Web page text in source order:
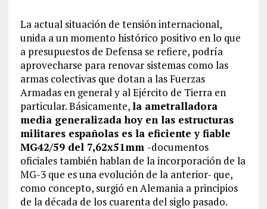
La actual situación de tensión internacional,
unida a un momento histórico positivo en lo que
a presupuestos de Defensa se refiere, podría
aprovecharse para renovar sistemas como las
armas colectivas que dotan a las Fuerzas
Armadas en general y al Ejército de Tierra en
particular. Básicamente,la ametralladora
media generalizada hoy en las estructuras
militares españolas es la eficiente y fiable
MG42/59 del 7,62x51mm -documentos
oficiales también hablan de la incorporación de la
MG-3 que es una evolución de la anterior- que,
como concepto, surgió en Alemania a principios
de la década de los cuarenta del siglo pasado.